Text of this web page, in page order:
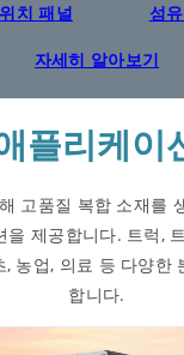
치 패널 섬
자세히 알아보기
플리케이
고품질 복합 소재를
제공합니다. 트럭,
, 농업, 의료 등 다양한
합니다.